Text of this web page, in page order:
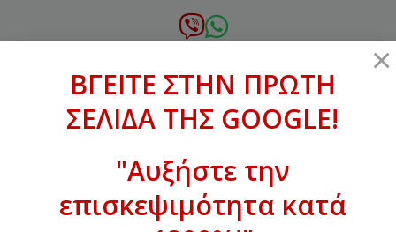
σε
xanthogenous@gmail.com
ΒΓΕΙΤΕ ΣΤΗΝ ΠΡΩΤΗ ΣΕΛΙΔΑ ΤΗΣ
×
ΒΓΕΙΤΕ ΣΤΗΝ ΠΡΩΤΗ
ΣΕΛΙΔΑ ΤΗΣ GOOGLE!
"Αυξήστε την
επισκεψιμότητα κατά